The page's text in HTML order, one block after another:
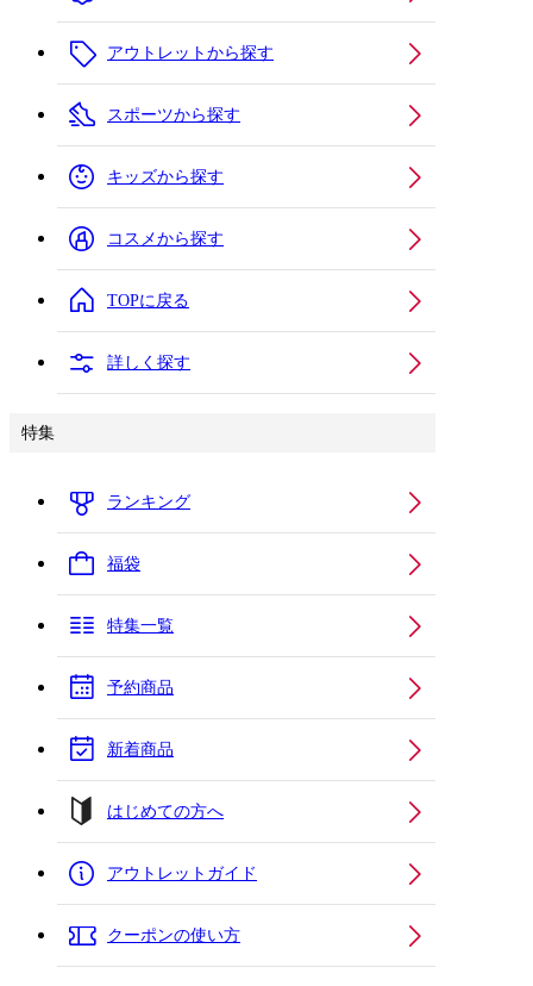
アウトレットから探す
スポーツから探す
キッズから探す
コスメから探す
TOPに戻る
詳しく探す
特集
ランキング
福袋
特集一覧
予約商品
新着商品
はじめての方へ
アウトレットガイド
クーポンの使い方